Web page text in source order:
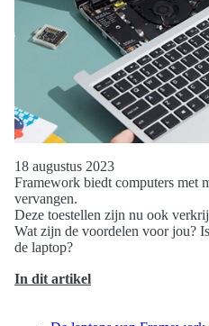
18 augustus 2023
Framework biedt computers met
vervangen.
Deze toestellen zijn nu ook
Wat zijn de voordelen voor jou?
de laptop?
In dit artikel